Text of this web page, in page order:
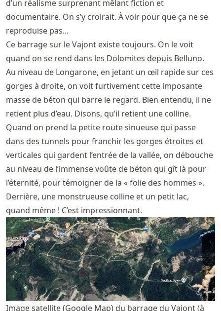
d’un réalisme surprenant mêlant fiction et
documentaire. On s’y croirait. À voir pour que ça ne se
reproduise pas...
Ce barrage sur le Vajont existe toujours. On le voit
quand on se rend dans les Dolomites depuis Belluno.
Au niveau de Longarone, en jetant un œil rapide sur ces
gorges à droite, on voit furtivement cette imposante
masse de béton qui barre le regard. Bien entendu, il ne
retient plus d’eau. Disons, qu’il retient une colline.
Quand on prend la petite route sinueuse qui passe
dans des tunnels pour franchir les gorges étroites et
verticales qui gardent l’entrée de la vallée, on débouche
au niveau de l’immense voûte de béton qui gît là pour
l’éternité, pour témoigner de la « folie des hommes ».
Derrière, une monstrueuse colline et un petit lac,
quand même ! C’est impressionnant.
Image satellite (Google Map) du barrage du Vajont (à